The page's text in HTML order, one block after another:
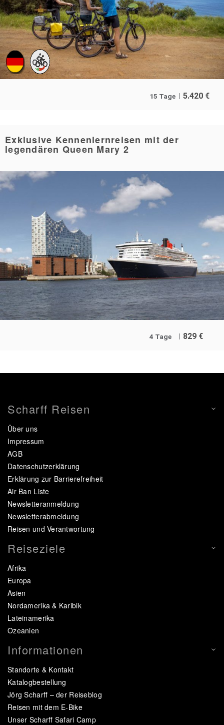
15 Tage 5.420 €
Exklusive Kennenlernreisen mit der
legendären Queen Mary 2
4 Tage 829 €
Scharff Reisen
Über uns
Impressum
AGB
Datenschutzerklärung
Erklärung zur Barrierefreiheit
Air Ban Liste
Newsletteranmeldung
Newsletterabmeldung
Reisen und Verantwortung
Reiseziele
Afrika
Europa
Asien
Nordamerika & Karibik
Lateinamerika
Ozeanien
Informationen
Standorte & Kontakt
Katalogbestellung
Jörg Scharff – der Reiseblog
Reisen mit dem E-Bike
Unser Scharff Safari Camp